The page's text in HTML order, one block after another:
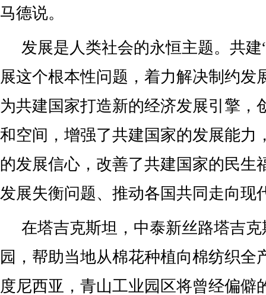
马德说。
发展是人类社会的永恒主题。共建
展这个根本性问题，着力解决制约发
为共建国家打造新的经济发展引擎，
和空间，增强了共建国家的发展能力
的发展信心，改善了共建国家的民生
发展失衡问题、推动各国共同走向现
在塔吉克斯坦，中泰新丝路塔吉
园，帮助当地从棉花种植向棉纺织全
度尼西亚，青山工业园区将曾经偏僻